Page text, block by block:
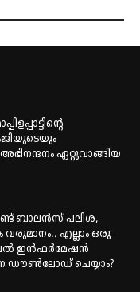
ഏറ്റുവാങ്ങിയ
ബാലൻസ് പലിശ,
വരുമാനം.. എല്ലാം ഒരു
ഇൻഫർമേഷൻ
ഡൗൺലോഡ് ചെയ്യാം?